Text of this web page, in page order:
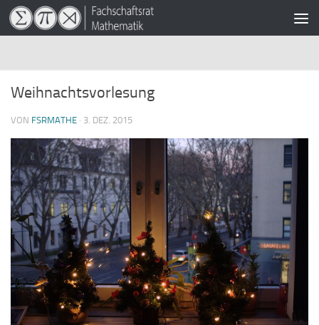
Zum Inhalt springen
Weihnachtsvorlesung
VON FSRMATHE · 3. DEZ. 2015